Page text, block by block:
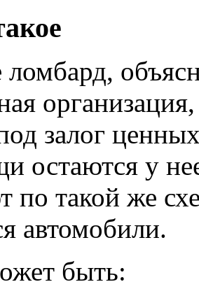
ломбард,
залог
остаются у
по такой же
автомобили.
быть: